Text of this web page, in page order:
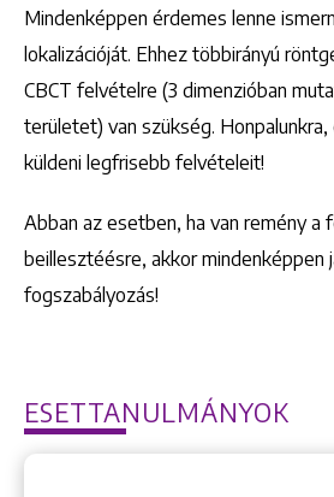
Mindenképpen érdemes lenne
lokalizációját. Ehhez többirányú
CBCT felvételre (3 dimenzióban
területet) van szükség. Honpalunkra,
küldeni legfrisebb felvételeit!
Abban az esetben, ha van remény a
beillesztéésre, akkor mindenképpen
fogszabályozás!
ESETTANULMÁNYOK